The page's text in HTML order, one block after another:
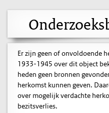
Er zijn geen of onvoldoende
1933-1945 over dit object
heden geen bronnen
herkomst kunnen geven.
over mogelijk verdachte
bezitsverlies.